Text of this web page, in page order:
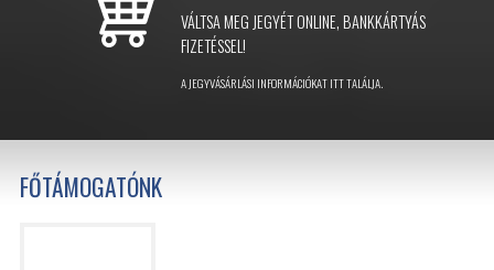
VÁLTSA MEG JEGYÉT ONLINE, BANKKÁRTYÁS
FIZETÉSSEL!
A JEGYVÁSÁRLÁSI INFORMÁCIÓKAT ITT TALÁLJA.
FŐTÁMOGATÓNK